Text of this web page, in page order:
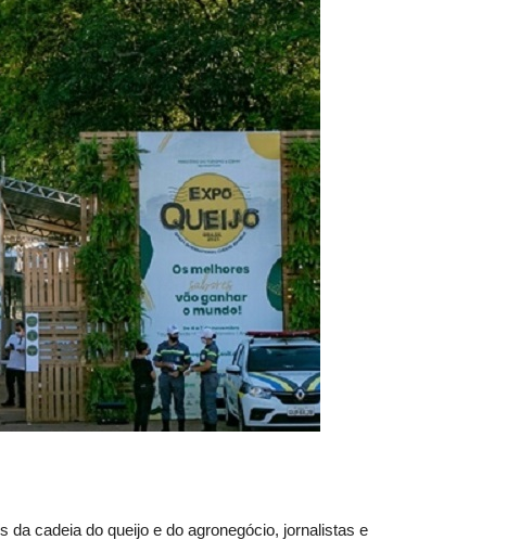
cadeia do queijo e do agronegócio, jornalistas e